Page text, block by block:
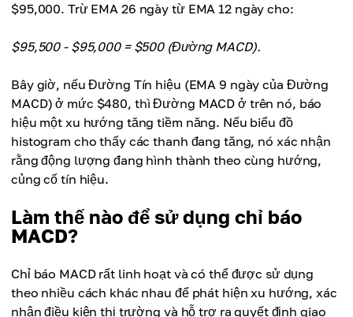
$95,000. Trừ EMA 26 ngày từ EMA 12 ngày cho:
$95,500 - $95,000 = $500 (Đường MACD).
Bây giờ, nếu Đường Tín hiệu (EMA 9 ngày của Đường
MACD) ở mức $480, thì Đường MACD ở trên nó, báo
hiệu một xu hướng tăng tiềm năng. Nếu biểu đồ
histogram cho thấy các thanh đang tăng, nó xác nhận
rằng động lượng đang hình thành theo cùng hướng,
củng cố tín hiệu.
Làm thế nào để sử dụng chỉ báo
MACD?
Chỉ báo MACD rất linh hoạt và có thể được sử dụng
theo nhiều cách khác nhau để phát hiện xu hướng, xác
nhận điều kiện thị trường và hỗ trợ ra quyết định giao